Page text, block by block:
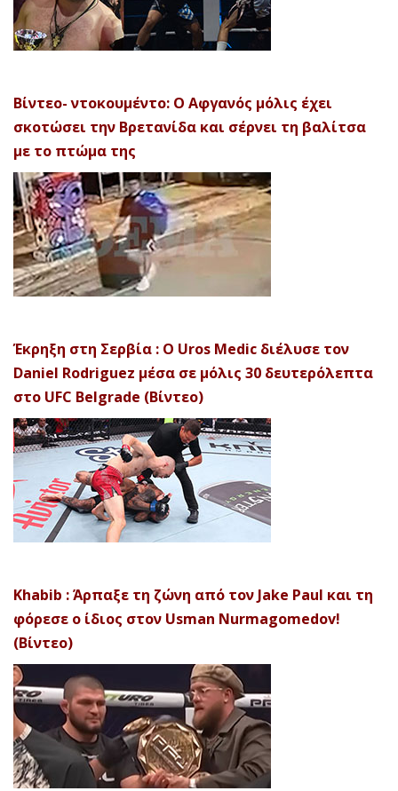
Βίντεο- ντοκουμέντο: Ο Αφγανός μόλις έχει
σκοτώσει την Βρετανίδα και σέρνει τη βαλίτσα
με το πτώμα της
Έκρηξη στη Σερβία : Ο Uros Medic διέλυσε τον
Daniel Rodriguez μέσα σε μόλις 30 δευτερόλεπτα
στο UFC Belgrade (Βίντεο)
Khabib : Άρπαξε τη ζώνη από τον Jake Paul και τη
φόρεσε ο ίδιος στον Usman Nurmagomedov!
(Βίντεο)